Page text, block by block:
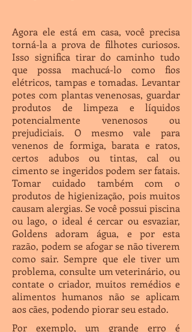
Agora ele está em casa, você precisa
torná-la a prova de filhotes curiosos.
Isso significa tirar do caminho tudo
que possa machucá-lo como fios
elétricos, tampas e tomadas. Levantar
potes com plantas venenosas, guardar
produtos de limpeza e líquidos
potencialmente venenosos ou
prejudiciais. O mesmo vale para
venenos de formiga, barata e ratos,
certos adubos ou tintas, cal ou
cimento se ingeridos podem ser fatais.
Tomar cuidado também com o
produtos de higienização, pois muitos
causam alergias. Se você possui piscina
ou lago, o ideal é cercar ou esvaziar,
Goldens adoram água, e por esta
razão, podem se afogar se não tiverem
como sair. Sempre que ele tiver um
problema, consulte um veterinário, ou
contate o criador, muitos remédios e
alimentos humanos não se aplicam
aos cães, podendo piorar seu estado.
Por exemplo, um grande erro é